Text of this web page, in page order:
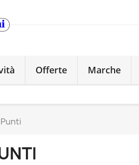
Offerte Marche
Punti